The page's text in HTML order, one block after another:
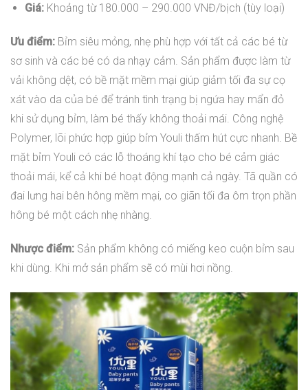
Giá:Khoảng từ 180.000 – 290.000 VNĐ/bịch (tùy loại)
Ưu điểm: Bỉm siêu mỏng, nhẹ phù hợp với tất cả các bé từ
sơ sinh và các bé có da nhạy cảm. Sản phẩm được làm từ
vải không dệt, có bề mặt mềm mại giúp giảm tối đa sự cọ
xát vào da của bé để tránh tình trạng bị ngứa hay mẩn đỏ
khi sử dụng bỉm, làm bé thấy không thoải mái. Công nghệ
Polymer, lõi phức hợp giúp bỉm Youli thấm hút cực nhanh. Bề
mặt bỉm Youli có các lỗ thoáng khí tạo cho bé cảm giác
thoải mái, kể cả khi bé hoạt động mạnh cả ngày. Tã quần có
đai lưng hai bên hông mềm mại, co giãn tối đa ôm trọn phần
hông bé một cách nhẹ nhàng.
Nhược điểm: Sản phẩm không có miếng keo cuộn bỉm sau
khi dùng. Khi mở sản phẩm sẽ có mùi hơi nồng.